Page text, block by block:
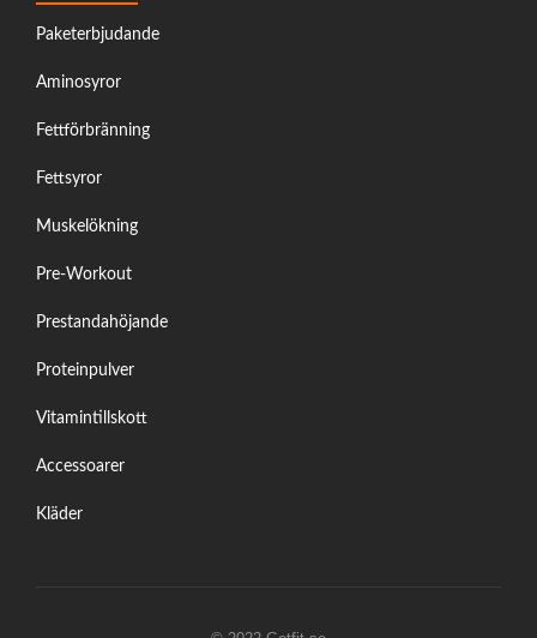
Paketerbjudande
Aminosyror
Fettförbränning
Fettsyror
Muskelökning
Pre-Workout
Prestandahöjande
Proteinpulver
Vitamintillskott
Accessoarer
Kläder